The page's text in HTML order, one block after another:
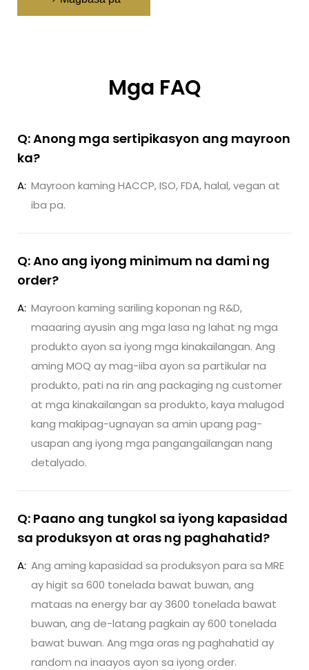
Mga FAQ
Q: Anong mga sertipikasyon ang mayroon
ka?
A: Mayroon kaming HACCP, ISO, FDA, halal, vegan at
iba pa.
Q: Ano ang iyong minimum na dami ng
order?
A: Mayroon kaming sariling koponan ng R&D,
maaaring ayusin ang mga lasa ng lahat ng mga
produkto ayon sa iyong mga kinakailangan. Ang
aming MOQ ay mag-iiba ayon sa partikular na
produkto, pati na rin ang packaging ng customer
at mga kinakailangan sa produkto, kaya malugod
kang makipag-ugnayan sa amin upang pag-
usapan ang iyong mga pangangailangan nang
detalyado.
Q: Paano ang tungkol sa iyong kapasidad
sa produksyon at oras ng paghahatid?
A: Ang aming kapasidad sa produksyon para sa MRE
ay higit sa 600 tonelada bawat buwan, ang
mataas na energy bar ay 3600 tonelada bawat
buwan, ang de-latang pagkain ay 600 tonelada
bawat buwan. Ang mga oras ng paghahatid ay
random na inaayos ayon sa iyong order.